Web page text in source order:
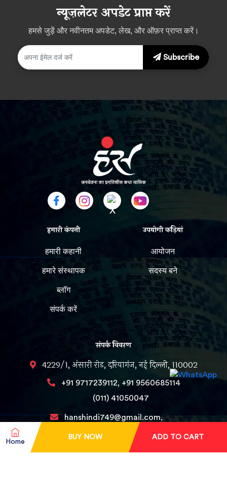
Home
BUY NOW ADD TO CART
न्यूज़लेटर अपडेट प्राप्त करें
हमसे जुड़ें और नवीनतम अपडेट, लेख, और ऑफ़र प्राप्त करें।
Subscribe
हमारी कंपनी
हमारी कहानी
हमारे संस्थापक
ब्लॉग
संपर्क करें
उपयोगी कड़ियां
आयोजन
सदस्य बने
संपर्क विवरण
4229/1, अंसारी रोड, दरियागंज, नई दिल्ली, 110002
+91 9717239112, +91 9560685114
(011) 41050047
hanshindi749@gmail.com,
Editorhans@gmail.com